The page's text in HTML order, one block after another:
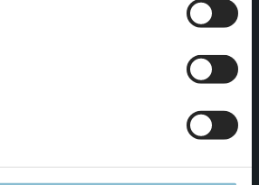
Weitere Informationen finden Sie in